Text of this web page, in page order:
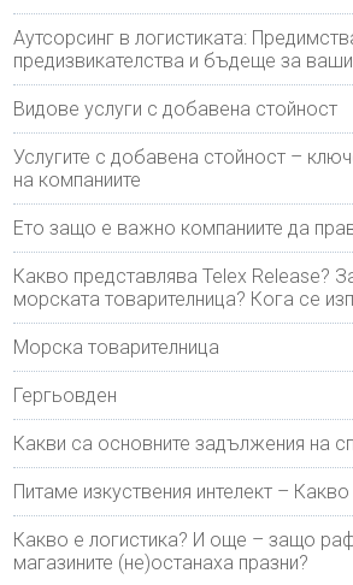
Аутсорсинг в логистиката:
предизвикателства и бъдеще за
Видове услуги с добавена стойност
Услугите с добавена стойност –
на компаниите
Ето защо е важно компаниите да
Какво представлява Telex Release?
морската товарителница? Кога се
Морска товарителница
Гергьовден
Какви са основните задължения на
Питаме изкуствения интелект –
Какво е логистика? И още – защо
магазините (не)останаха празни?